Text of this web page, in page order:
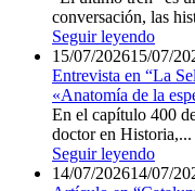
conversación, las
Seguir leyendo
15/07/202615/07/
Entrevista en “La
«Anatomía de la
En el capítulo 400
doctor en Historia,...
Seguir leyendo
14/07/202614/07/